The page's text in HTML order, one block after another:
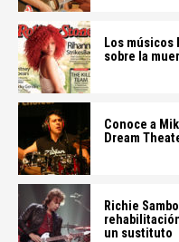
Los
sobre la
Conoce a
Dream
Richie
un sustituto